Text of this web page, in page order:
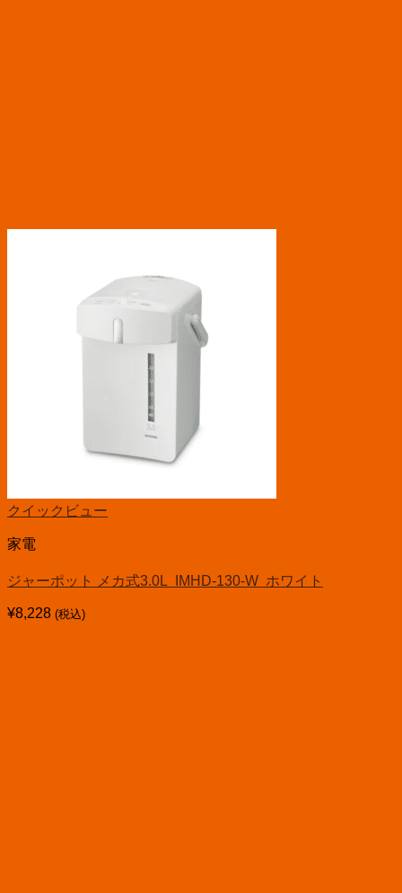
クイックビュー
家電
ジャーポット メカ式3.0L IMHD-130-W ホワイト
¥8,228 (税込)